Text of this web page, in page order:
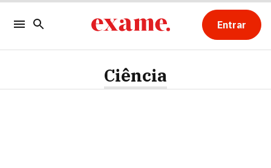
Entrar
Ciência